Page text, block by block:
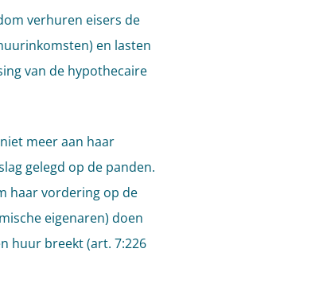
verhuren eisers de
en lasten
van de hypothecaire
meer aan haar
gelegd op de panden.
haar vordering op de
eigenaren) doen
huur breekt (art. 7:226